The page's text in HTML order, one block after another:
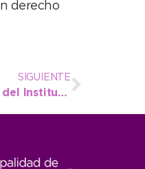
derecho
SIGUIENTE
El Intendente recibió la visita de un grupo de alumnos del Instituto Divino Maestro